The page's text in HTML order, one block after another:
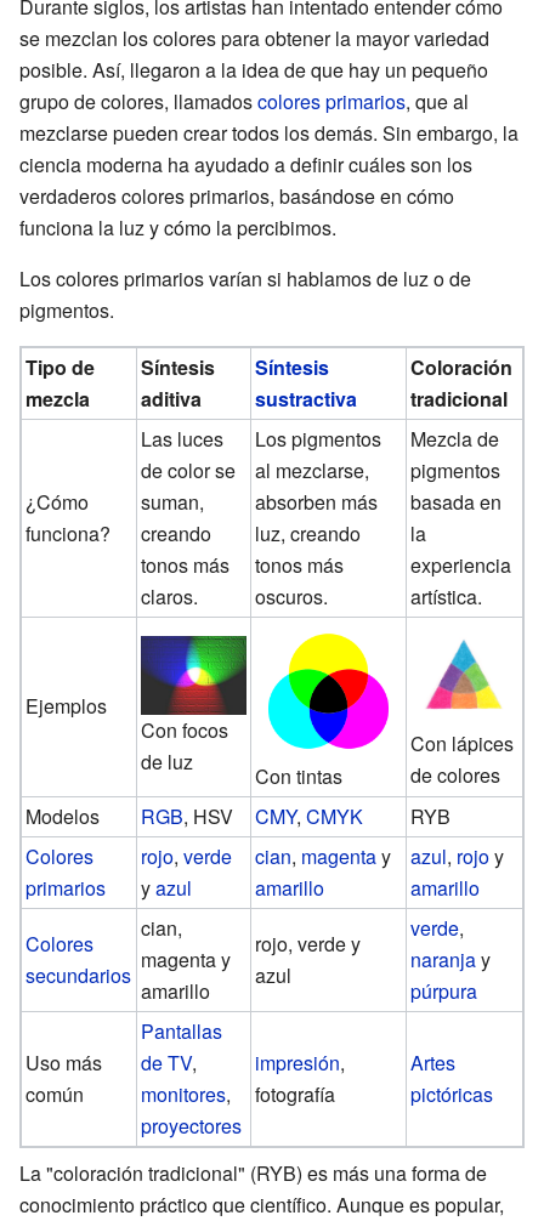
Durante siglos, los artistas han intentado entender cómo
se mezclan los colores para obtener la mayor variedad
posible. Así, llegaron a la idea de que hay un pequeño
grupo de colores, llamadoscolores primarios, que al
mezclarse pueden crear todos los demás. Sin embargo, la
ciencia moderna ha ayudado a definir cuáles son los
verdaderos colores primarios, basándose en cómo
funciona la luz y cómo la percibimos.
Los colores primarios varían si hablamos de luz o de
pigmentos.
Tipo de
mezcla
Síntesis
aditiva
Síntesis
sustractiva
Coloración
tradicional
¿Cómo
funciona?
Las luces
de color se
suman,
creando
tonos más
claros.
Los pigmentos
al mezclarse,
absorben más
luz, creando
tonos más
oscuros.
Mezcla de
pigmentos
basada en
la
experiencia
artística.
Ejemplos
Con focos
de luz
Con tintas
Con lápices
de colores
Modelos
RGB, HSV CMY,CMYK
RYB
Colores
primarios
rojo,verde
yazul
cian, magentay
amarillo
azul, rojoy
amarillo
Colores
secundarios
cian,
magenta y
amarillo
rojo, verde y
azul
verde,
naranjay
púrpura
Uso más
común
Pantallas
de TV,
monitores,
proyectores
impresión,
fotografía
Artes
pictóricas
La "coloración tradicional" (RYB) es más una forma de
conocimiento práctico que científico. Aunque es popular,